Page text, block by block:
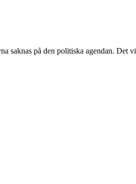
saknas på den politiska agendan. Det